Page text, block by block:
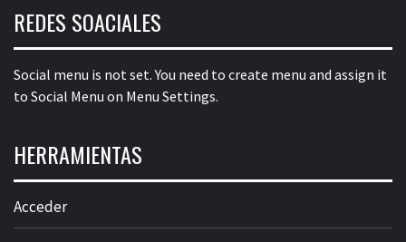
REDES SOACIALES
Social menu is not set. You need to create menu and assign it
to Social Menu on Menu Settings.
HERRAMIENTAS
Acceder